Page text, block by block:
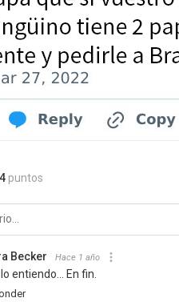
puntos
Becker Hace 1 año
entiendo... En fin.